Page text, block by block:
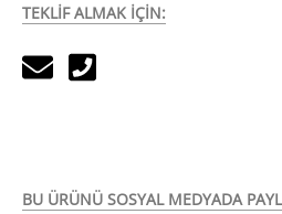
TEKLİF ALMAK İÇİN:
BU ÜRÜNÜ SOSYAL MEDYADA